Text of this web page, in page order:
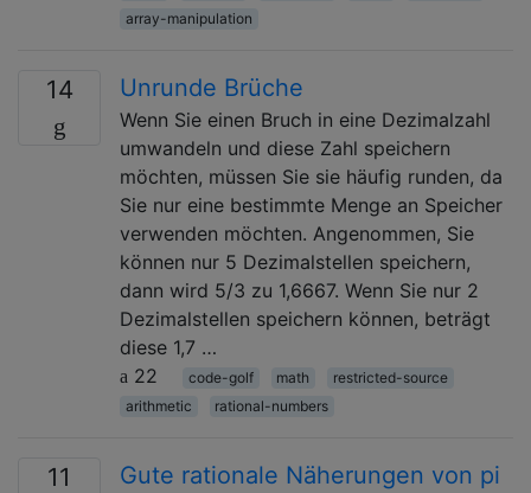
array-manipulation
14 Unrunde Brüche
Wenn Sie einen Bruch in eine Dezimalzahl
umwandeln und diese Zahl speichern
möchten, müssen Sie sie häufig runden, da
Sie nur eine bestimmte Menge an Speicher
verwenden möchten. Angenommen, Sie
können nur 5 Dezimalstellen speichern,
dann wird 5/3 zu 1,6667. Wenn Sie nur 2
Dezimalstellen speichern können, beträgt
diese 1,7 …
22
code-golf math
restricted-source
arithmetic
rational-numbers
11 Gute rationale Näherungen von pi